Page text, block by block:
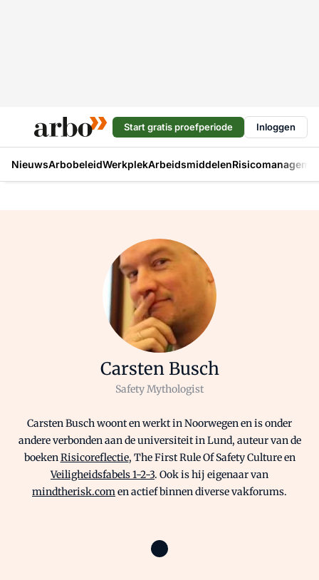
Start gratis proefperiode Inloggen
NieuwsArbobeleidWerkplekArbeidsmiddelen
Carsten Busch
Safety Mythologist
Carsten Busch woont en werkt in Noorwegen en is onder
andere verbonden aan de universiteit in Lund, auteur van de
boekenRisicoreflectie, The First Rule Of Safety Culture en
Veiligheidsfabels 1-2-3. Ook is hij eigenaar van
mindtherisk.comen actief binnen diverse vakforums.